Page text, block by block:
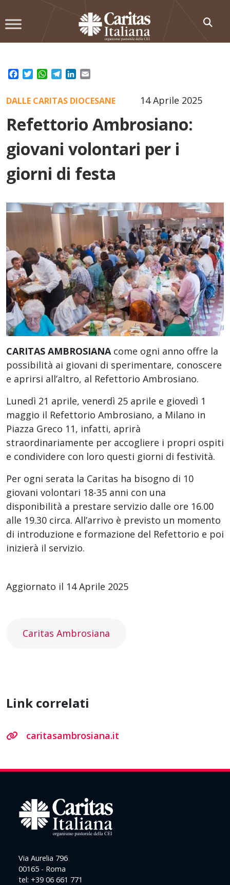
to
Facebook
TwitterWhatsApp
TelegramLinkedIn
14 Aprile 2025
DALLE CARITAS DIOCESANE
Refettorio Ambrosiano:
giovani volontari per i
giorni di festa
CARITAS AMBROSIANA come ogni anno offre la
possibilità ai giovani di sperimentare, conoscere
e aprirsi all’altro, al Refettorio Ambrosiano.
Lunedì 21 aprile, venerdì 25 aprile e giovedì 1
maggio il Refettorio Ambrosiano, a Milano in
Piazza Greco 11, infatti, aprirà
straordinariamente per accogliere i propri ospiti
e condividere con loro questi giorni di festività.
Per ogni serata la Caritas ha bisogno di 10
giovani volontari 18-35 anni con una
disponibilità a prestare servizio dalle ore 16.00
alle 19.30 circa. All’arrivo è previsto un momento
di introduzione e formazione del Refettorio e poi
inizierà il servizio.
Aggiornato il 14 Aprile 2025
Caritas Ambrosiana
Link correlati
caritasambrosiana.it
Via Aurelia 796
00165 - Roma
tel: +39 06 661 771